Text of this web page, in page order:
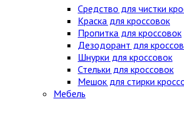
Средство для чистки
Краска для кроссовок
Пропитка для кроссовок
Дезодорант для
Шнурки для кроссовок
Стельки для кроссовок
Мешок для стирки
Мебель